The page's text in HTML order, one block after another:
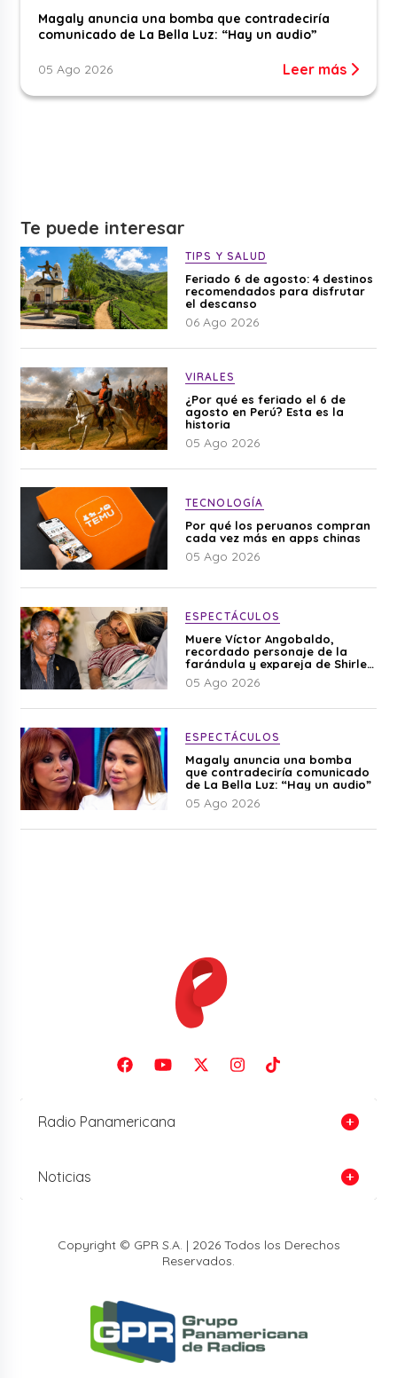
Magaly anuncia una bomba que contradeciría
comunicado de La Bella Luz: “Hay un audio”
05 Ago 2026 Leer más
Te puede interesar
TIPS Y SALUD
Feriado 6 de agosto: 4 destinos
recomendados para disfrutar
el descanso
06 Ago 2026
VIRALES
¿Por qué es feriado el 6 de
agosto en Perú? Esta es la
historia
05 Ago 2026
TECNOLOGÍA
Por qué los peruanos compran
cada vez más en apps chinas
05 Ago 2026
ESPECTÁCULOS
Muere Víctor Angobaldo,
recordado personaje de la
farándula y expareja de Shirley
Cherres
05 Ago 2026
ESPECTÁCULOS
Magaly anuncia una bomba
que contradeciría comunicado
de La Bella Luz: “Hay un audio”
05 Ago 2026
Radio Panamericana
Noticias
Copyright © GPR S.A. | 2026 Todos los Derechos
Reservados.